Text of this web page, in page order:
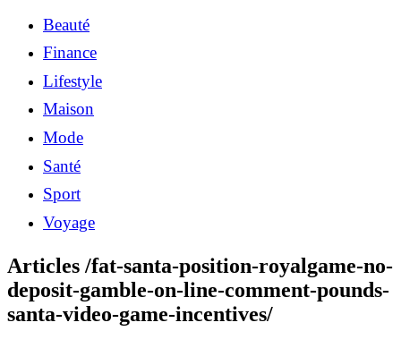
Beauté
Finance
Lifestyle
Maison
Mode
Santé
Sport
Voyage
Articles /fat-santa-position-royalgame-no-
deposit-gamble-on-line-comment-pounds-
santa-video-game-incentives/